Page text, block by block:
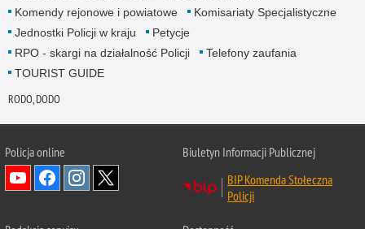
Komendy rejonowe i powiatowe
Komisariaty Specjalistyczne
Jednostki Policji w kraju
Petycje
RPO - skargi na działalność Policji
Telefony zaufania
TOURIST GUIDE
RODO, DODO
Policja online
Biuletyn Informacji Publicznej
BIP Komenda Stołeczna
Policji